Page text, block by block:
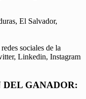
El Salvador,
sociales de la
Linkedin, Instagram
DEL GANADOR: